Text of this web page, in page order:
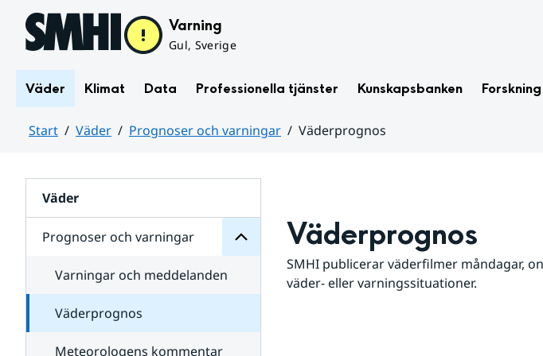
Hoppa till sidans innehåll Varning
Gul, Sverige
Väder Klimat Data Professionella tjänster Kunskapsbanken Forskning
Start Väder Prognoser och varningar
Väderprognos
Väder
Prognoser och varningar
för
varningar
Varningar och meddelanden
Väderprognos
Meteorologens kommentar
Väderprognos
SMHI publicerar väderfilmer måndagar,
väder- eller varningssituationer.